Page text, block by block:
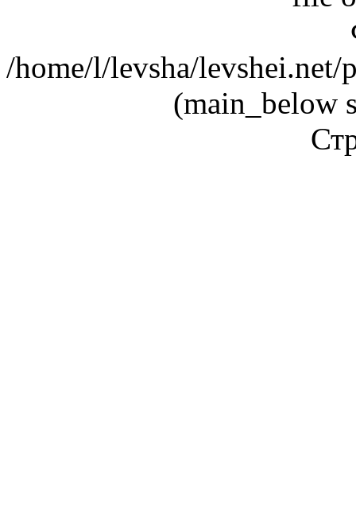
/home/l/levsha/
(main_below